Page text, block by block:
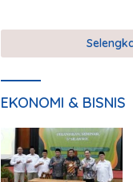
EKONOMI & BISNIS